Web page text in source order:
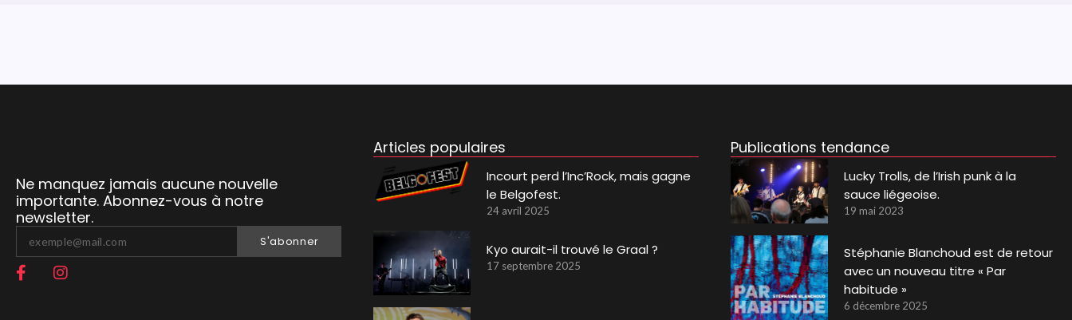
Ne manquez jamais aucune nouvelle
importante. Abonnez-vous à notre
newsletter.
S'abonner
Articles populaires
Incourt perd l’Inc’Rock, mais gagne
le Belgofest.
24 avril 2025
Kyo aurait-il trouvé le Graal ?
17 septembre 2025
Publications tendance
Lucky Trolls, de l’Irish punk à la
sauce liégeoise.
19 mai 2023
Stéphanie Blanchoud est de retour
avec un nouveau titre « Par
habitude »
6 décembre 2025